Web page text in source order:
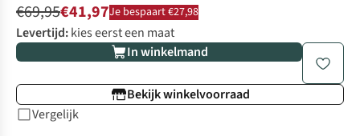
€69,95€41,97Je bespaart €27,98
Levertijd:kies eerst een maat
In winkelmand
Bekijk winkelvoorraad
Vergelijk